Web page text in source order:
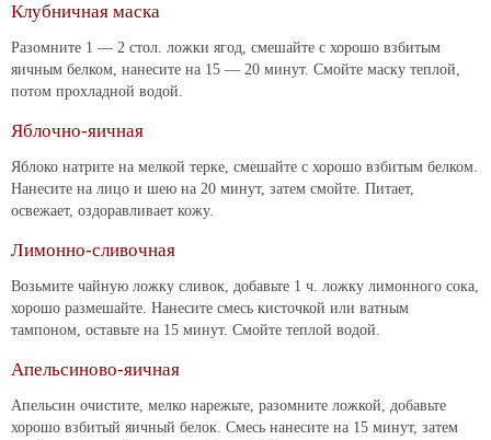
Клубничная маска
Разомните 1 — 2 стол. ложки ягод, смешайте с хорошо взбитым
яичным белком, нанесите на 15 — 20 минут. Смойте маску теплой,
потом прохладной водой.
Яблочно-яичная
Яблоко натрите на мелкой терке, смешайте с хорошо взбитым белком.
Нанесите на лицо и шею на 20 минут, затем смойте. Питает,
освежает, оздоравливает кожу.
Лимонно-сливочная
Возьмите чайную ложку сливок, добавьте 1 ч. ложку лимонного сока,
хорошо размешайте. Нанесите смесь кисточкой или ватным
тампоном, оставьте на 15 минут. Смойте теплой водой.
Апельсиново-яичная
Апельсин очистите, мелко нарежьте, разомните ложкой, добавьте
хорошо взбитый яичный белок. Смесь нанесите на 15 минут, затем